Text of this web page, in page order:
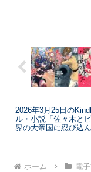
2026年3月25日の
ル・小説「佐々木と
界の大帝国に忍び込
巻」「地味なおじさ
ホーム 電